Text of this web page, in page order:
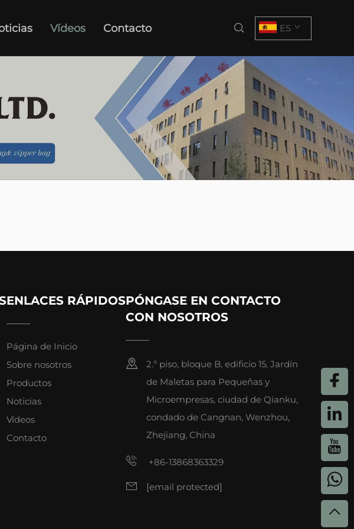
Vídeos Contacto ES
ENLACES RÁPIDOS
Página de Inicio
Sobre nosotros
Productos
Noticias
Vídeos
Contacto
PÓNGASE EN CONTACTO
CON NOSOTROS
2.º piso, bloque B, edificio 15, Jardín
de Maletas para Pequeñas y
Microempresas, ciudad de Qianku,
condado de Cangnan, Wenzhou,
Zhejiang, China
+86-13868363329
[email protected]